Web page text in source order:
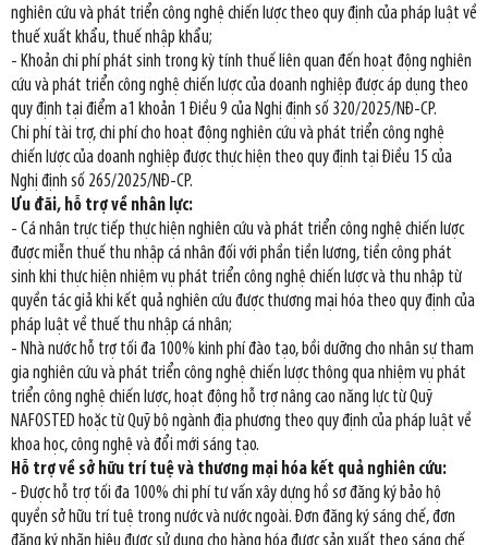
nghiên cứu và phát triển công nghệ chiến lược theo quy định của pháp luật về
thuế xuất khẩu, thuế nhập khẩu;
- Khoản chi phí phát sinh trong kỳ tính thuế liên quan đến hoạt động nghiên
cứu và phát triển công nghệ chiến lược của doanh nghiệp được áp dụng theo
quy định tại điểm a1 khoản 1 Điều 9 của Nghị định số 320/2025/NĐ-CP.
Chi phí tài trợ, chi phí cho hoạt động nghiên cứu và phát triển công nghệ
chiến lược của doanh nghiệp được thực hiện theo quy định tại Điều 15 của
Nghị định số 265/2025/NĐ-CP.
Ưu đãi, hỗ trợ về nhân lực:
- Cá nhân trực tiếp thực hiện nghiên cứu và phát triển công nghệ chiến lược
được miễn thuế thu nhập cá nhân đối với phần tiền lương, tiền công phát
sinh khi thực hiện nhiệm vụ phát triển công nghệ chiến lược và thu nhập từ
quyền tác giả khi kết quả nghiên cứu được thương mại hóa theo quy định của
pháp luật về thuế thu nhập cá nhân;
- Nhà nước hỗ trợ tối đa 100% kinh phí đào tạo, bồi dưỡng cho nhân sự tham
gia nghiên cứu và phát triển công nghệ chiến lược thông qua nhiệm vụ phát
triển công nghệ chiến lược, hoạt động hỗ trợ nâng cao năng lực từ Quỹ
NAFOSTED hoặc từ Quỹ bộ ngành địa phương theo quy định của pháp luật về
khoa học, công nghệ và đổi mới sáng tạo.
Hỗ trợ về sở hữu trí tuệ và thương mại hóa kết quả nghiên cứu:
- Được hỗ trợ tối đa 100% chi phí tư vấn xây dựng hồ sơ đăng ký bảo hộ
quyền sở hữu trí tuệ trong nước và nước ngoài. Đơn đăng ký sáng chế, đơn
đăng ký nhãn hiệu được sử dụng cho hàng hóa được sản xuất theo sáng chế